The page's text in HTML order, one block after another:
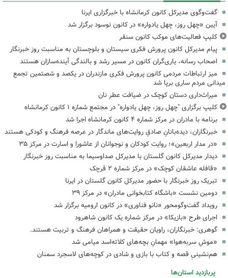
گفت‌وگوی مدیرکل کانون کرمانشاه با خبرگزاری ایرنا
آیین «چهل روز، چهل یادواره» در کانون نوسود برگزار شد
کلیپ فعالیت‌های موکب کانون سنقر
پیام مدیرکل کانون پرورش فکری سیستان و بلوچستان به مناسبت روز خبرنگار
اصحاب رسانه، یاری‌گران کانون در مسیر رشد و بالندگی آینده‌سازان هستند
میز ارتباطات مردمی کانون پرورش فکری مازندران در یکصد و شصتمین تجمع
میدانی مردم ساری برپا شد
میراث‌داری دستان کوچک در ضیافت عطر نان
کلیپ برگزاری "چهل روز، چهل یادواره" در مجتمع شماره ۱ کانون کرمانشاه
برنامه با مادران در مرکز شماره ۴ کانون کرمانشاه اجرا شد
خبرنگاران، دیده‌بانانِ صادقِ روایت‌های ماندگار در عرصه فرهنگ و کودکی هستند
«در مدار اربعین»؛ روایت کودکان و نوجوانان از عاشورا و اسارت در مرکز ۳۵
دیدار مدیرکل کانون گلستان با مدیرکل صداوسیما به مناسبت روز خبرنگار
«قافله عاشقان کوچک» در مرکز شماره ۲ قرچک
تبریک روز خبرنگار با حضور مدیرکل کانون گلستان در ایرنا
دومین نشست «باشگاه کتابخوانی مادران» در مرکز ۳۹
رویداد گفت‌وگومحور «نانو فناوری» در کانون ارومیه برگزار شد
اجرای طرح «بازیکا» در مرکز شماره یک کانون شاهرود
گوهری: خبرنگاران، راویان حقیقت و همراهان فرهنگ و تربیت هستند.
«موشِ سربه‌هوا» مهمانِ بچه‌های کلاته‌اسد میامی شد
هم‌نشینیِ قصه و کتاب با بازی و شادی در کوچه‌های لاسجرد سمنان
پربازدید استان‌ها